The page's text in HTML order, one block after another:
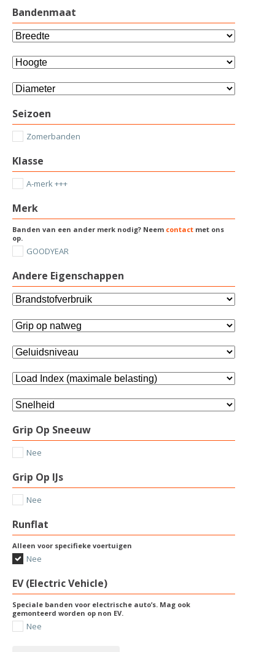
Bandenmaat
Seizoen
Zomerbanden
Klasse
A-merk +++
Merk
Banden van een ander merk nodig? Neem contact met ons
op.
GOODYEAR
Andere Eigenschappen
Grip Op Sneeuw
Nee
Grip Op IJs
Nee
Runflat
Alleen voor specifieke voertuigen
Nee
EV (Electric Vehicle)
Speciale banden voor electrische auto’s. Mag ook
gemonteerd worden op non EV.
Nee